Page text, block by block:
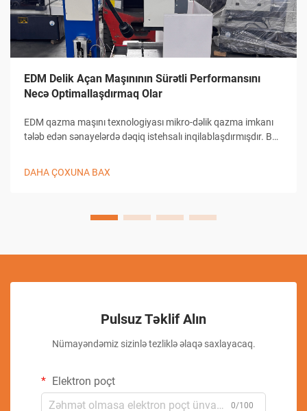
EDM Delik Açan Maşınının Sürətli Performansını
Necə Optimallaşdırmaq Olar
EDM qazma maşını texnologiyası mikro-dəlik qazma imkanı
tələb edən sənayelərdə dəqiq istehsalı inqilablaşdırmışdır. Bu
DAHA ÇOXUNA BAX
Pulsuz Təklif Alın
Nümayəndəmiz sizinlə tezliklə əlaqə saxlayacaq.
Elektron poçt
0/100